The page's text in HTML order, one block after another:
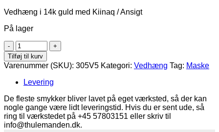
Vedhæng i 14k guld med Kiinaq / Ansigt
På lager
Kiinaq
/
ansigt
(14k
guld)
antal
Tilføj til kurv
Varenummer (SKU): 305V5 Kategori: Vedhæng Tag: Maske
Levering
De fleste smykker bliver lavet på eget værksted, så der kan
nogle gange være lidt leveringstid. Hvis du er sent ude, så
ring til værkstedet på +45 57803151 eller skriv til
info@thulemanden.dk.